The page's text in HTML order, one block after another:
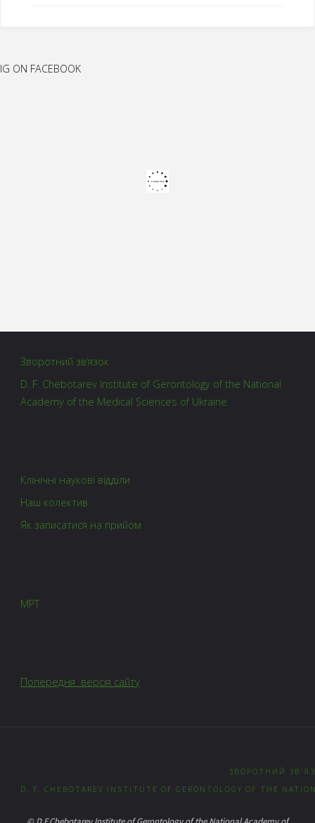
IG ON FACEBOOK
Зворотний зв’язок
D. F. Chebotarev Institute of Gerontology of the National
Academy of the Medical Sciences of Ukraine
Клінічні наукові відділи
Наш колектив
Як записатися на прийом
МРТ
Попередня версія сайту
ЗВОРОТНИЙ
D. F. CHEBOTAREV INSTITUTE OF GERONTOLOGY OF THE